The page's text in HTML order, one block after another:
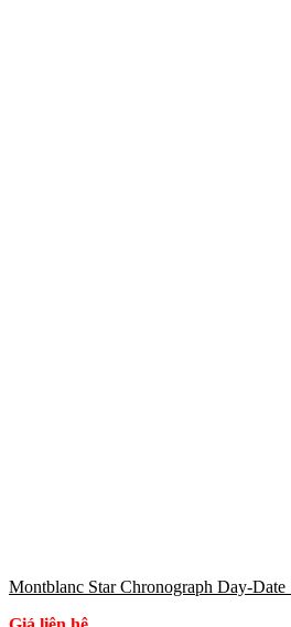
Montblanc Star Chronograph Day-Date